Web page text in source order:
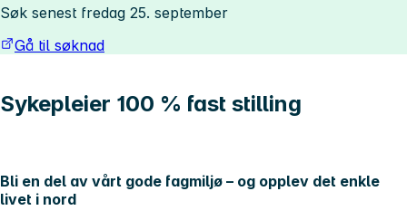
Søk senest fredag 25. september
Gå til søknad
Sykepleier 100 % fast stilling
Bli en del av vårt gode fagmiljø – og opplev det enkle
livet i nord